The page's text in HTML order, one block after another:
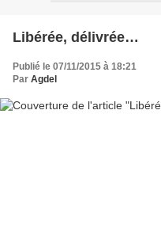
Libérée, délivrée…
Publié le 07/11/2015 à 18:21
Par Agdel